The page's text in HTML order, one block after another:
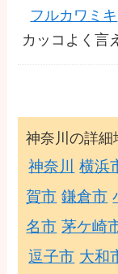
フルカワミキ
カッコよく言
神奈川の詳細
神奈川 横浜
賀市 鎌倉市
名市 茅ケ崎
逗子市 大和